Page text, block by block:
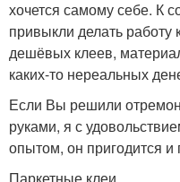
хочется самому себе. К
привыкли делать работу
дешёвых клеев,
каких-то нереальных
Если Вы решили
руками, я с
опытом, он пригодится